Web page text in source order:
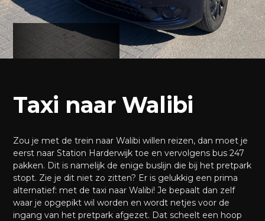
Taxi naar Walibi
Zou je met de trein naar Walibi willen reizen, dan moet je
eerst naar Station Harderwijk toe en vervolgens bus 247
pakken. Dit is namelijk de enige buslijn die bij het pretpark
stopt. Zie je dit niet zo zitten? Er is gelukkig een prima
alternatief: met de taxi naar Walibi! Je bepaalt dan zelf
waar je opgepikt wil worden en wordt netjes voor de
ingang van het pretpark afgezet. Dat scheelt een hoop